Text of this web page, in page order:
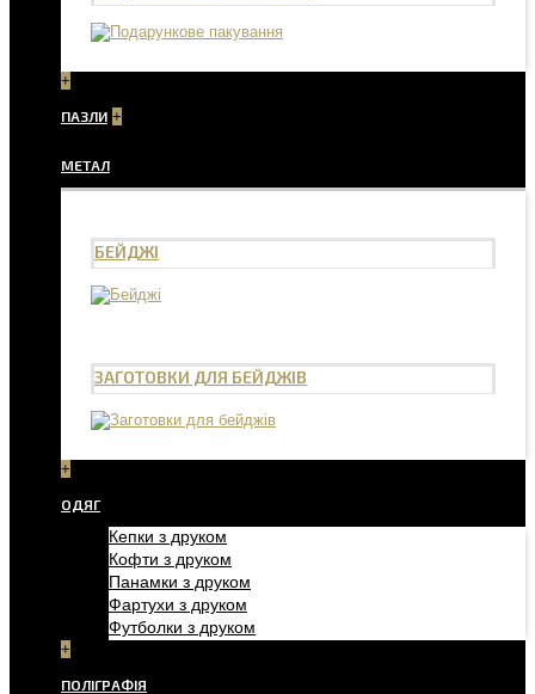
+
ПАЗЛИ +
МЕТАЛ
БЕЙДЖІ
ЗАГОТОВКИ ДЛЯ БЕЙДЖІВ
+
ОДЯГ
Кепки з друком
Кофти з друком
Панамки з друком
Фартухи з друком
Футболки з друком
+
ПОЛІГРАФІЯ